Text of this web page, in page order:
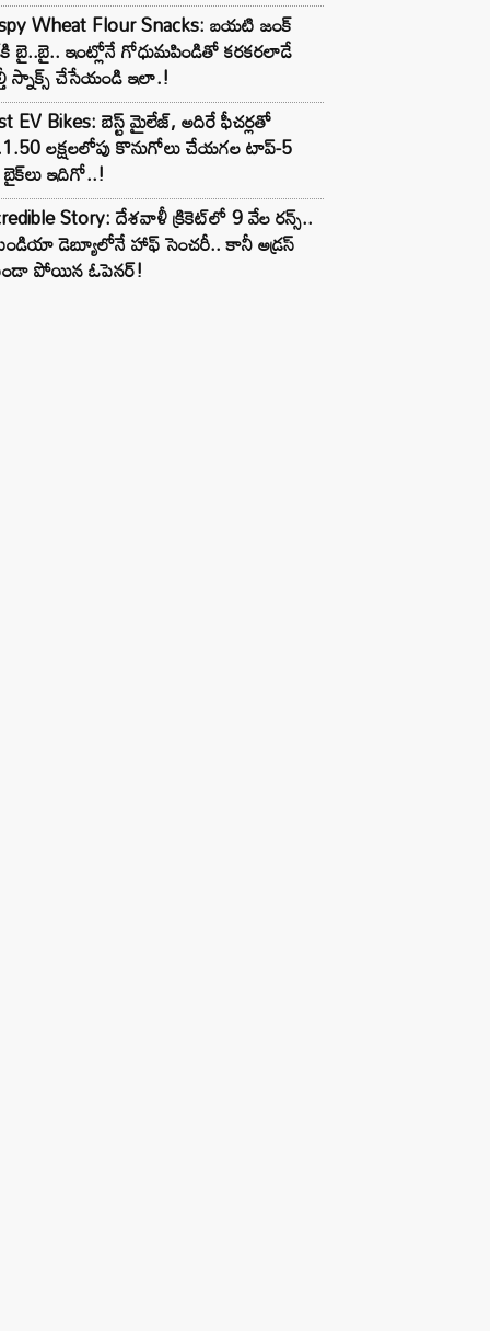
Wheat Flour Snacks: బయటి జంక్
బై..బై.. ఇంట్లోనే గోధుమపిండితో కరకరలాడే
స్నాక్స్ చేసేయండి ఇలా.!
EV Bikes: బెస్ట్ మైలేజ్, అదిరే ఫీచర్లతో
లక్షలలోపు కొనుగోలు చేయగల టాప్-5
బైక్‌లు ఇదిగో..!
Story: దేశవాళీ క్రికెట్‌లో 9 వేల రన్స్..
డెబ్యూలోనే హాఫ్ సెంచరీ.. కానీ అడ్రస్
పోయిన ఓపెనర్!